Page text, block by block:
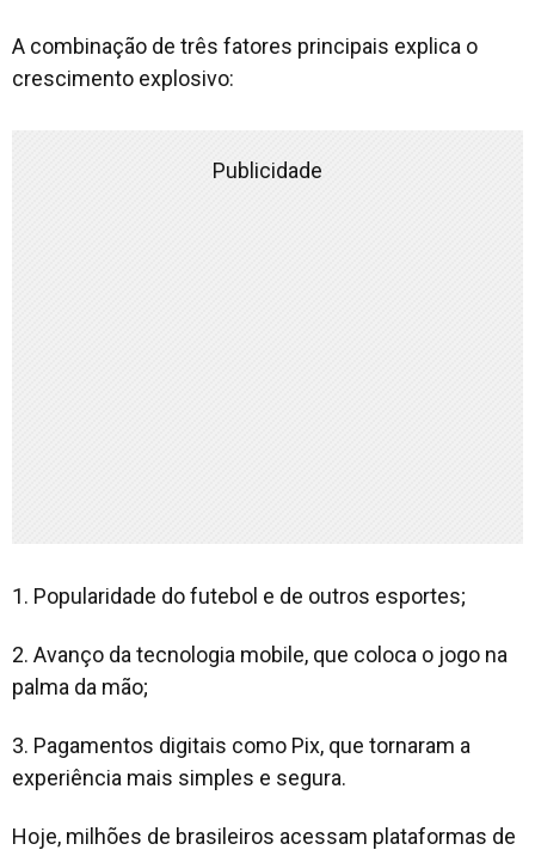
A combinação de três fatores principais explica o
crescimento explosivo:
Publicidade
1. Popularidade do futebol e de outros esportes;
2. Avanço da tecnologia mobile, que coloca o jogo na
palma da mão;
3. Pagamentos digitais como Pix, que tornaram a
experiência mais simples e segura.
Hoje, milhões de brasileiros acessam plataformas de